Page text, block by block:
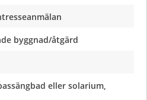
byggnad/åtgärd
eller solarium,